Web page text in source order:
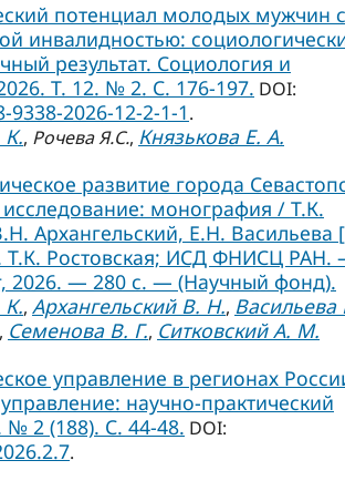
потенциал молодых мужчин с
инвалидностью:
результат. Социология и
Т. 12. № 2. С. 176-197. DOI:
9338-2026-12-2-1-1.
К., Рочева Я.С., Князькова Е. А.
развитие города
монография / Т.К.
Архангельский, Е.Н. Васильева
Т.К. Ростовская; ИСД ФНИСЦ
2026. — 280 с. — (Научный фонд).
К., Архангельский В. Н., Васильева
, Семенова В. Г., Ситковский А. М.
управление в регионах
научно-практический
№ 2 (188). С. 44-48. DOI:
.